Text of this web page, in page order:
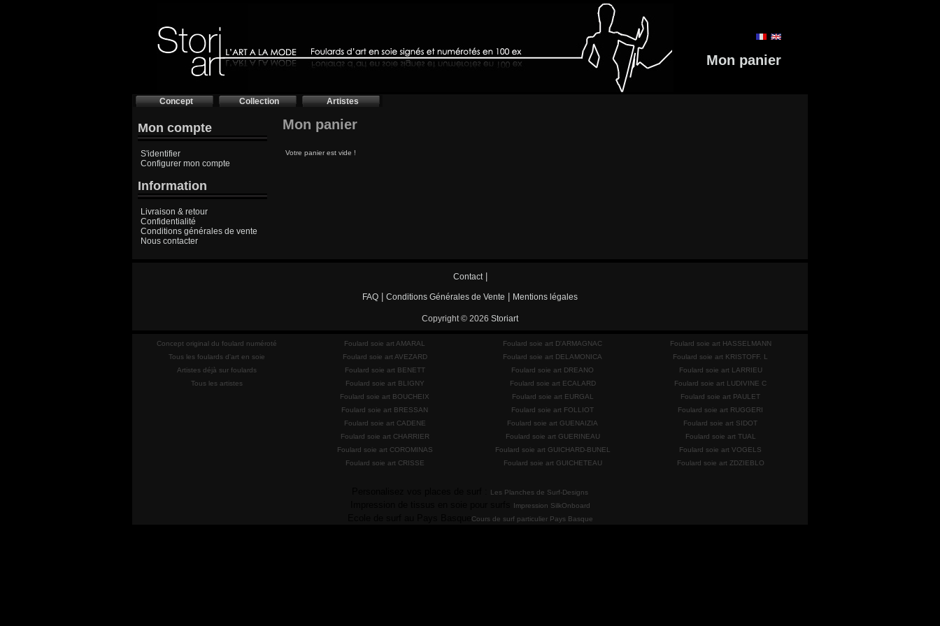
Mon panier
Concept Collection Artistes
Mon compte
S'identifier
Configurer mon compte
Information
Livraison & retour
Confidentialité
Conditions générales de vente
Nous contacter
Mon panier
Votre panier est vide !
Contact|
FAQ Conditions Générales de Vente Mentions légales
Copyright © 2026 Storiart
Concept original du foulard numéroté
Tous les foulards d'art en soie
Artistes déjà sur foulards
Tous les artistes
Foulard soie art AMARAL
Foulard soie art AVEZARD
Foulard soie art BENETT
Foulard soie art BLIGNY
Foulard soie art BOUCHEIX
Foulard soie art BRESSAN
Foulard soie art CADENE
Foulard soie art CHARRIER
Foulard soie art COROMINAS
Foulard soie art CRISSE
Foulard soie art D'ARMAGNAC
Foulard soie art DELAMONICA
Foulard soie art DREANO
Foulard soie art ECALARD
Foulard soie art EURGAL
Foulard soie art FOLLIOT
Foulard soie art GUENAIZIA
Foulard soie art GUERINEAU
Foulard soie art GUICHARD-BUNEL
Foulard soie art GUICHETEAU
Foulard soie art HASSELMANN
Foulard soie art KRISTOFF. L
Foulard soie art LARRIEU
Foulard soie art LUDIVINE C
Foulard soie art PAULET
Foulard soie art RUGGERI
Foulard soie art SIDOT
Foulard soie art TUAL
Foulard soie art VOGELS
Foulard soie art ZDZIEBLO
Les Planches de Surf-Designs
Impression SilkOnboard
Cours de surf particulier Pays Basque